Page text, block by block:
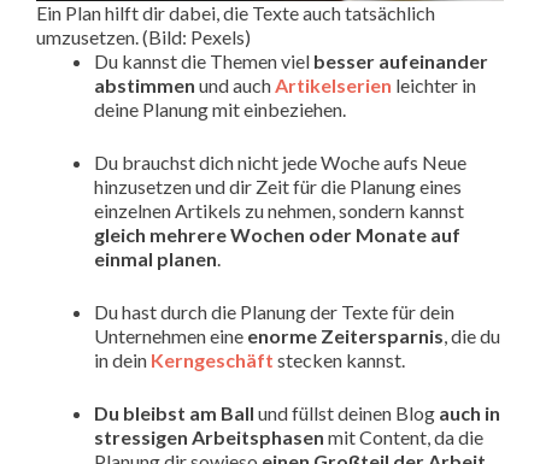
Ein Plan hilft dir dabei, die Texte auch tatsächlich
umzusetzen. (Bild: Pexels)
Du kannst die Themen viel besser aufeinander
abstimmen und auchArtikelserien leichter in
deine Planung mit einbeziehen.
Du brauchst dich nicht jede Woche aufs Neue
hinzusetzen und dir Zeit für die Planung eines
einzelnen Artikels zu nehmen, sondern kannst
gleich mehrere Wochen oder Monate auf
einmal planen.
Du hast durch die Planung der Texte für dein
Unternehmen eine enorme Zeitersparnis, die du
in dein Kerngeschäft stecken kannst.
Du bleibst am Ball und füllst deinen Blog auch in
stressigen Arbeitsphasen mit Content, da die